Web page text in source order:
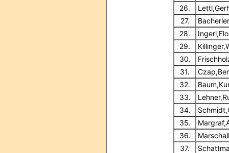
26.
27.
28.
29.
30.
31.
32.
33.
34.
35.
36.
37.